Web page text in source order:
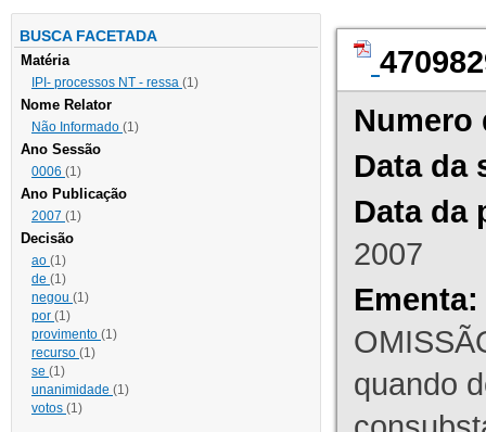
BUSCA FACETADA
Matéria
IPI- processos NT - ressa (1)
Nome Relator
Não Informado (1)
Ano Sessão
0006 (1)
Ano Publicação
2007 (1)
Decisão
ao (1)
de (1)
negou (1)
por (1)
provimento (1)
recurso (1)
se (1)
unanimidade (1)
votos (1)
Numero
Data da
Data da
2007
Ementa:
quando